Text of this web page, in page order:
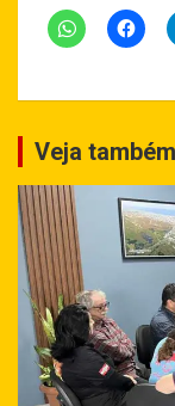
Veja também